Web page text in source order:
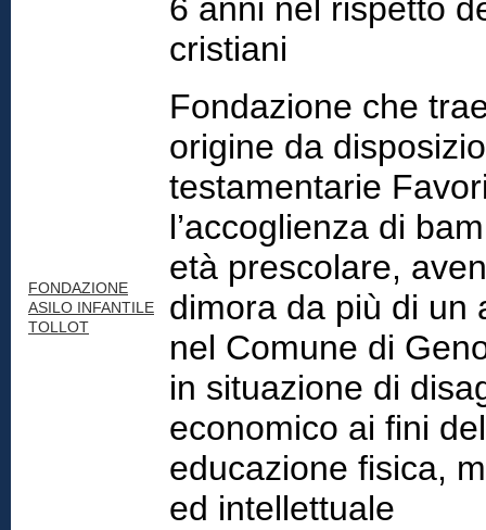
6 anni nel rispetto
cristiani
FONDAZIONE
ASILO INFANTILE
TOLLOT
Fondazione che
origine da
testamentarie
l’accoglienza di
età prescolare,
dimora da più di un
nel Comune di
in situazione di
economico ai fini
educazione fisica,
ed intellettuale